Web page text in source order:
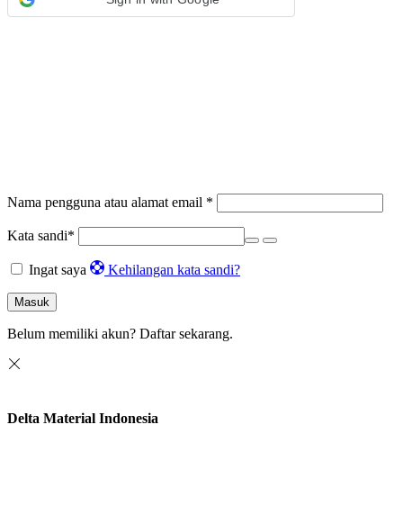
Nama pengguna atau alamat email *
Kata sandi*
Ingat saya Kehilangan kata sandi?
Masuk
Belum memiliki akun? Daftar sekarang.
Delta Material Indonesia